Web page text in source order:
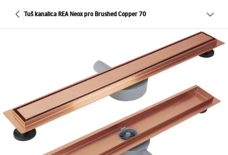
Tuš kanalica REA Neox pro Brushed Copper 70